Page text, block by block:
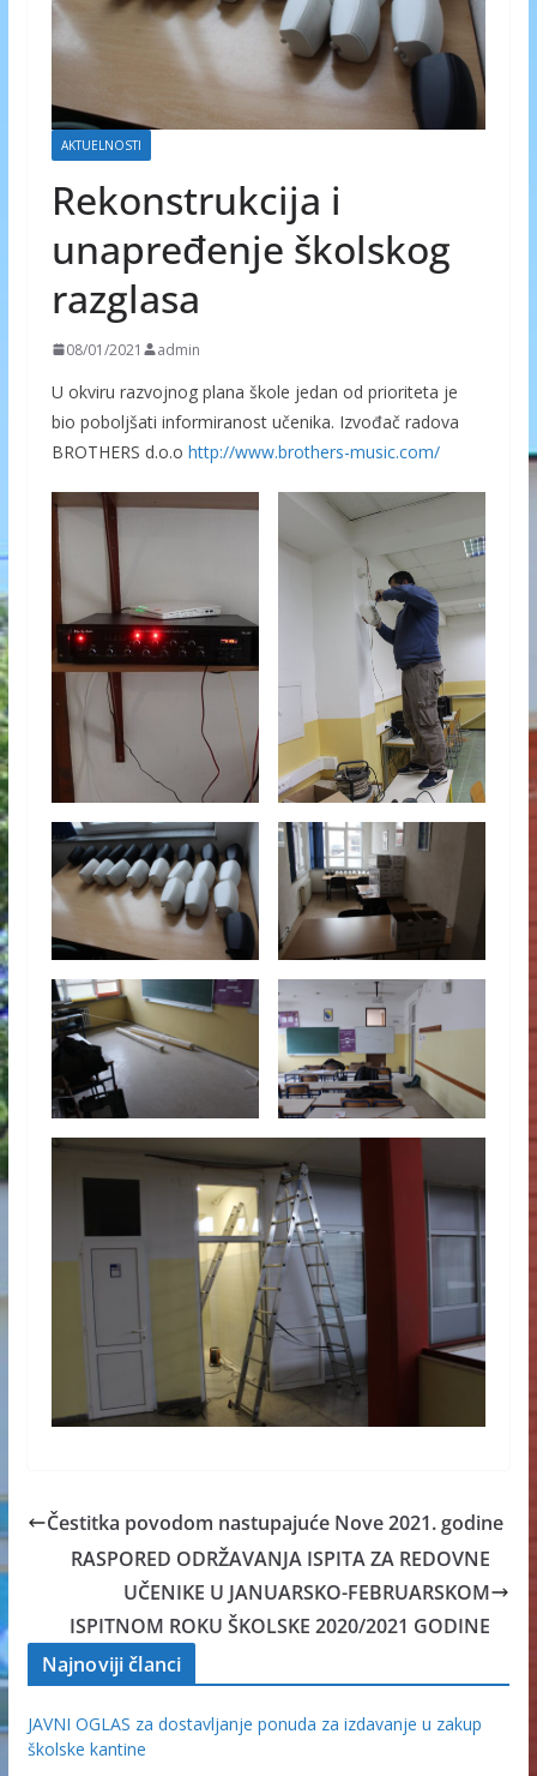
AKTUELNOSTI
Rekonstrukcija i
unapređenje školskog
razglasa
08/01/2021 admin
U okviru razvojnog plana škole jedan od prioriteta je
bio poboljšati informiranost učenika. Izvođač radova
BROTHERS d.o.o http://www.brothers-music.com/
Čestitka povodom nastupajuće Nove 2021. godine
RASPORED ODRŽAVANJA ISPITA ZA REDOVNE
UČENIKE U JANUARSKO-FEBRUARSKOM
ISPITNOM ROKU ŠKOLSKE 2020/2021 GODINE
Najnoviji članci
JAVNI OGLAS za dostavljanje ponuda za izdavanje u zakup
školske kantine